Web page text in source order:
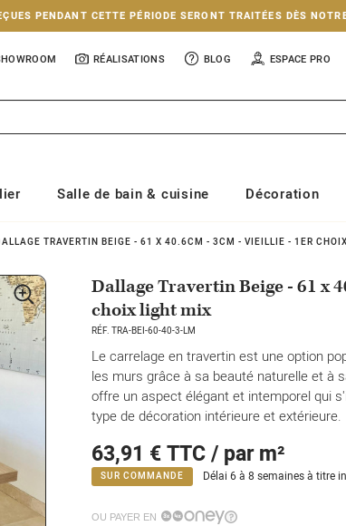
PENDANT CETTE PÉRIODE SERONT TRAITÉES DÈS
RÉALISATIONS BLOG ESPACE PRO
Salle de bain & cuisine Décoration
TRAVERTIN BEIGE - 61 X 40.6CM - 3CM - VIEILLIE - 1ER
Dallage Travertin Beige - 61 x
choix light mix
RÉF. TRA-BEI-60-40-3-LM
Le carrelage en travertin est une option
les murs grâce à sa beauté naturelle et à
offre un aspect élégant et intemporel qui
type de décoration intérieure et extérieure.
63,91 €TTC / par m²
SUR COMMANDE Délai 6 à 8 semaines à titre
OU PAYER EN